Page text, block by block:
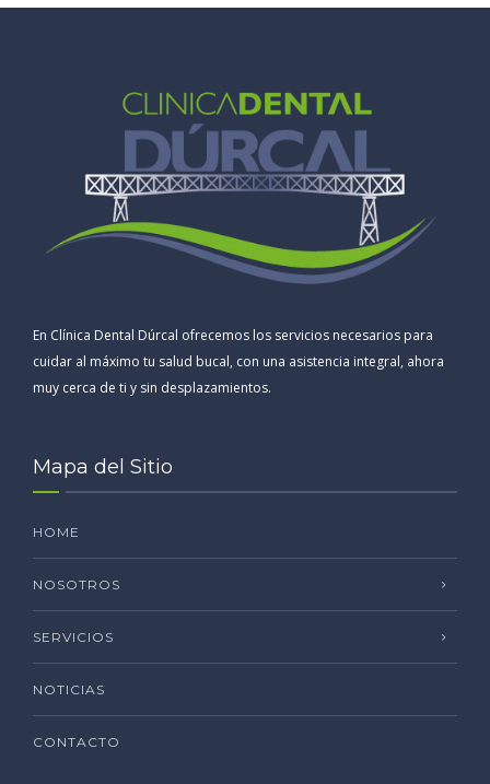
En Clínica Dental Dúrcal ofrecemos los servicios necesarios para
cuidar al máximo tu salud bucal, con una asistencia integral, ahora
muy cerca de ti y sin desplazamientos.
Mapa del Sitio
HOME
NOSOTROS
SERVICIOS
NOTICIAS
CONTACTO